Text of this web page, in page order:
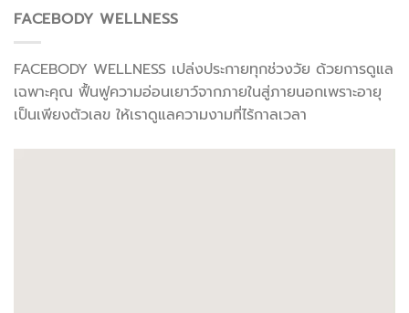
FACEBODY WELLNESS
FACEBODY WELLNESS เปล่งประกายทุกช่วงวัย ด้วยการดูแล
เฉพาะคุณ ฟื้นฟูความอ่อนเยาว์จากภายในสู่ภายนอกเพราะอายุ
เป็นเพียงตัวเลข ให้เราดูแลความงามที่ไร้กาลเวลา